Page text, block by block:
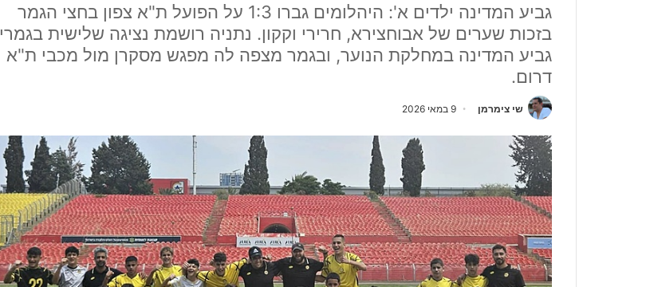
גביע המדינה ילדים א': היהלומים גברו 1:3 על הפועל ת"א צפון בחצי הגמר
בזכות שערים של אבוחצירא, חרירי וקקון. נתניה רושמת נציגה שלישית בגמרי
גביע המדינה במחלקת הנוער, ובגמר מצפה לה מפגש מסקרן מול מכבי ת"א
דרום.
שי צימרמן 9 במאי 2026